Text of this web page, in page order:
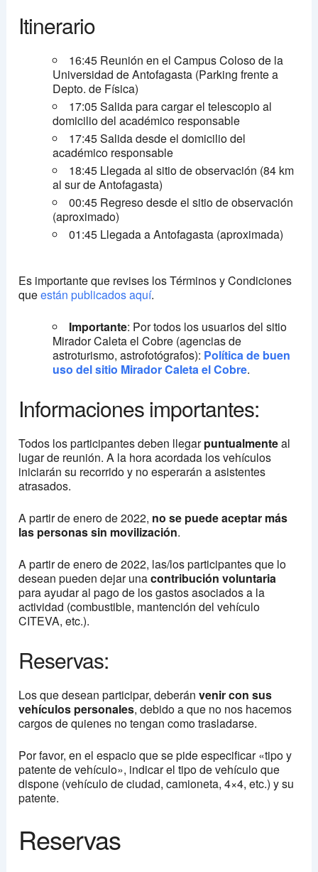
Itinerario
16:45 Reunión en el Campus Coloso de la
Universidad de Antofagasta (Parking frente a
Depto. de Física)
17:05 Salida para cargar el telescopio al
domicilio del académico responsable
17:45 Salida desde el domicilio del
académico responsable
18:45 Llegada al sitio de observación (84 km
al sur de Antofagasta)
00:45 Regreso desde el sitio de observación
(aproximado)
01:45 Llegada a Antofagasta (aproximada)
Es importante que revises los Términos y Condiciones
queestán publicados aquí.
Importante: Por todos los usuarios del sitio
Mirador Caleta el Cobre (agencias de
astroturismo, astrofotógrafos): Política de buen
uso del sitio Mirador Caleta el Cobre.
Informaciones importantes:
Todos los participantes deben llegarpuntualmenteal
lugar de reunión. A la hora acordada los vehículos
iniciarán su recorrido y no esperarán a asistentes
atrasados.
A partir de enero de 2022, no se puede aceptar más
las personas sin movilización.
A partir de enero de 2022, las/los participantes que lo
desean pueden dejar unacontribución voluntaria
para ayudar al pago de los gastos asociados a la
actividad (combustible, mantención del vehículo
CITEVA, etc.).
Reservas:
Los que desean participar, deberánvenir con sus
vehículos personales, debido a que no nos hacemos
cargos de quienes no tengan como trasladarse.
Por favor, en el espacio que se pide especificar «tipo y
patente de vehículo», indicar el tipo de vehículo que
dispone (vehículo de ciudad, camioneta, 4×4, etc.) y su
patente.
Reservas